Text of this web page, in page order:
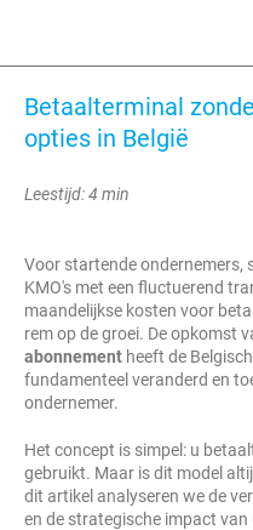
Betaalterminal
opties in België
Leestijd: 4 min
Voor startende ondernemers,
KMO's met een fluctuerend
maandelijkse kosten voor
rem op de groei. De opkomst
abonnement heeft de
fundamenteel veranderd en
ondernemer.
Het concept is simpel: u
gebruikt. Maar is dit model
dit artikel analyseren we de
en de strategische impact